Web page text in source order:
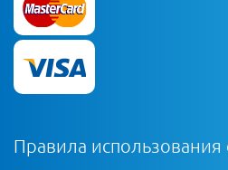
Правила использования